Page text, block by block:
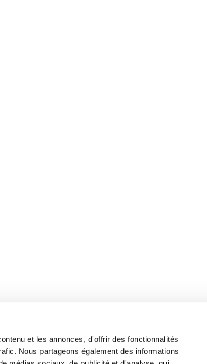
et les annonces, d'offrir des fonctionnalités
Nous partageons également des informations